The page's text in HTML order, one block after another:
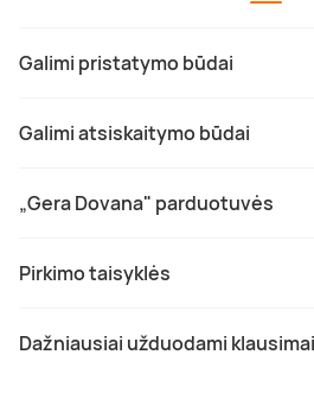
Galimi pristatymo būdai
Galimi atsiskaitymo būdai
„Gera Dovana" parduotuvės
Pirkimo taisyklės
Dažniausiai užduodami klausimai